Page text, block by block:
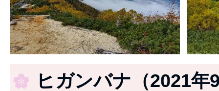
ヒガンバナ（2021年